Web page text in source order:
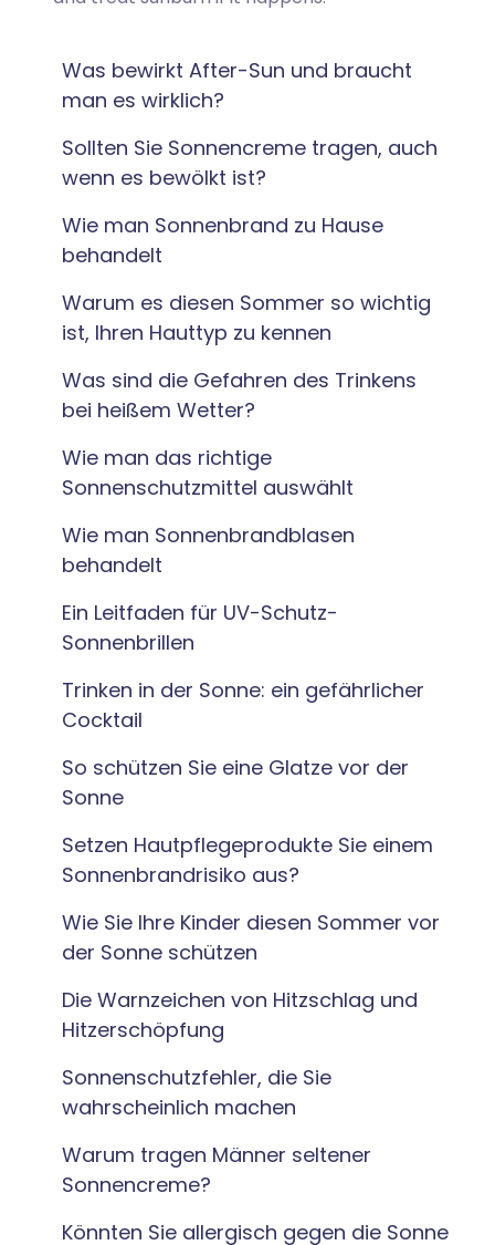
Was bewirkt After-Sun und braucht
man es wirklich?
Sollten Sie Sonnencreme tragen, auch
wenn es bewölkt ist?
Wie man Sonnenbrand zu Hause
behandelt
Warum es diesen Sommer so wichtig
ist, Ihren Hauttyp zu kennen
Was sind die Gefahren des Trinkens
bei heißem Wetter?
Wie man das richtige
Sonnenschutzmittel auswählt
Wie man Sonnenbrandblasen
behandelt
Ein Leitfaden für UV-Schutz-
Sonnenbrillen
Trinken in der Sonne: ein gefährlicher
Cocktail
So schützen Sie eine Glatze vor der
Sonne
Setzen Hautpflegeprodukte Sie einem
Sonnenbrandrisiko aus?
Wie Sie Ihre Kinder diesen Sommer vor
der Sonne schützen
Die Warnzeichen von Hitzschlag und
Hitzerschöpfung
Sonnenschutzfehler, die Sie
wahrscheinlich machen
Warum tragen Männer seltener
Sonnencreme?
Könnten Sie allergisch gegen die Sonne